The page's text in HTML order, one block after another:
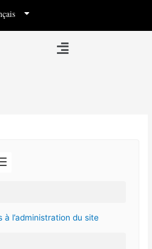
Menu
l’administration du site